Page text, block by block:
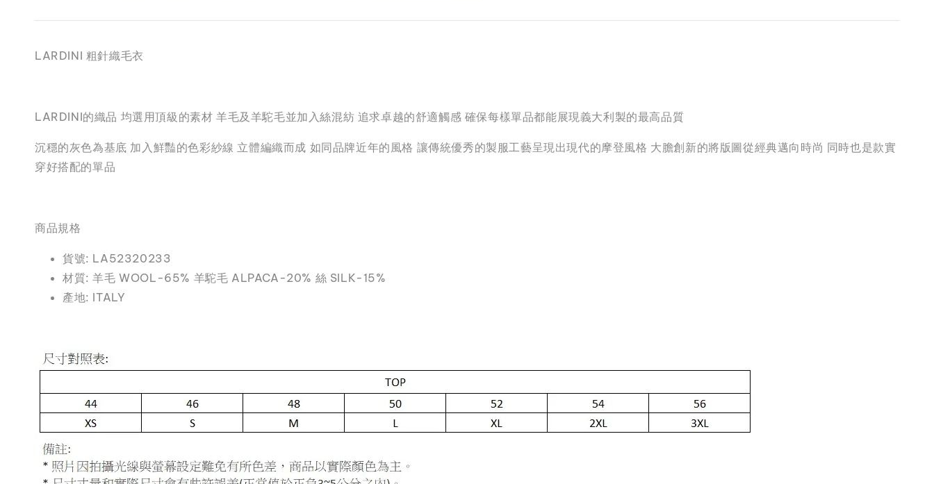
LARDINI 粗針織毛衣
LARDINI的織品 均選用頂級的素材 羊毛及羊駝毛並加入絲混紡 追求卓越的舒適觸感 確保每樣單品都能展現義大利製的最高品質
沉穩的灰色為基底 加入鮮豔的色彩紗線 立體編織而成 如同品牌近年的風格 讓傳統優秀的製服工藝呈現出現代的摩登風格 大膽創新的將版圖從經典邁向時尚 同時也是款實
穿好搭配的單品
商品規格
貨號: LA52320233
材質: 羊毛 WOOL-65% 羊駝毛 ALPACA-20% 絲 SILK-15%
產地: ITALY